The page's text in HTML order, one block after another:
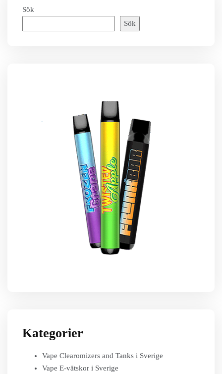
Sök
Sök
Kategorier
Vape Clearomizers and Tanks i Sverige
Vape E-vätskor i Sverige